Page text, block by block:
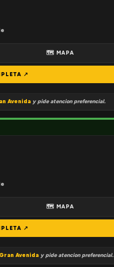
🗺 MAPA
↗
Avenida y pide atencion preferencial.
🗺 MAPA
↗
Avenida y pide atencion preferencial.